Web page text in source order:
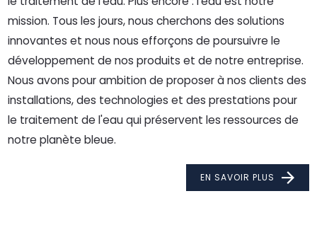
mission. Tous les jours, nous cherchons des solutions
innovantes et nous nous efforçons de poursuivre le
développement de nos produits et de notre entreprise.
Nous avons pour ambition de proposer à nos clients des
installations, des technologies et des prestations pour
le traitement de l'eau qui préservent les ressources de
notre planète bleue.
EN SAVOIR PLUS